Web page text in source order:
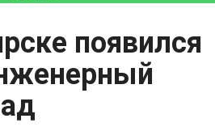
появился